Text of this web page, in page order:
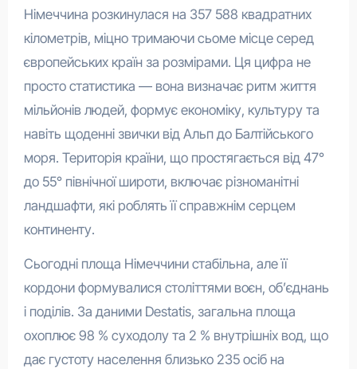
Німеччина розкинулася на 357 588 квадратних
кілометрів, міцно тримаючи сьоме місце серед
європейських країн за розмірами. Ця цифра не
просто статистика — вона визначає ритм життя
мільйонів людей, формує економіку, культуру та
навіть щоденні звички від Альп до Балтійського
моря. Територія країни, що простягається від 47°
до 55° північної широти, включає різноманітні
ландшафти, які роблять її справжнім серцем
континенту.
Сьогодні площа Німеччини стабільна, але її
кордони формувалися століттями воєн, об’єднань
і поділів. За даними Destatis, загальна площа
охоплює 98 % суходолу та 2 % внутрішніх вод, що
дає густоту населення близько 235 осіб на